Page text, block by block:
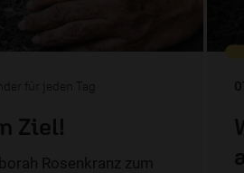
für jeden Tag
Ziel!
Rosenkranz zum